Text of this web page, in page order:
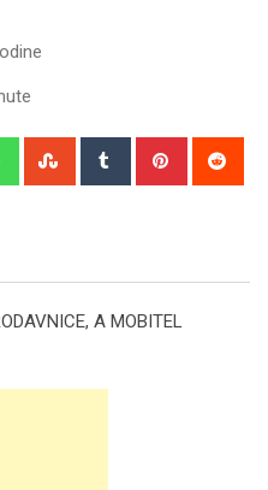
WhatsappStumbleUpon
Tumblr Pinterest
A MOBITEL